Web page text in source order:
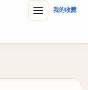
我的收藏